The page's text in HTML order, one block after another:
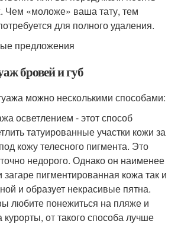
Чем «моложе» ваша тату, тем
для полного удаления.
предложения
бровей и губ
можно несколькими способами:
осветлением - этот способ
татуированные участки кожи за
кожу телесного пигмента. Это
недорого. Однако он наименее
загаре пигментированная кожа так и
и образует некрасивые пятна.
любите понежиться на пляже и
курорты, от такого способа лучше